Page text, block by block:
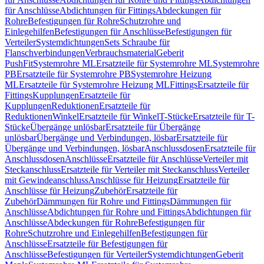
für AnschlüsseAbdichtungen für FittingsAbdeckungen für
RohreBefestigungen für RohreSchutzrohre und
EinlegehilfenBefestigungen für AnschlüsseBefestigungen für
VerteilerSystemdichtungenSets Schraube für
FlanschverbindungenVerbrauchsmaterialGeberit
PushFitSystemrohre MLErsatzteile für Systemrohre MLSystemrohre
PBErsatzteile für Systemrohre PBSystemrohre Heizung
MLErsatzteile für Systemrohre Heizung MLFittingsErsatzteile für
FittingsKupplungenErsatzteile für
KupplungenReduktionenErsatzteile für
ReduktionenWinkelErsatzteile für WinkelT-StückeErsatzteile für T-
StückeÜbergänge unlösbarErsatzteile für Übergänge
unlösbarÜbergänge und Verbindungen, lösbarErsatzteile für
Übergänge und Verbindungen, lösbarAnschlussdosenErsatzteile für
AnschlussdosenAnschlüsseErsatzteile für AnschlüsseVerteiler mit
SteckanschlussErsatzteile für Verteiler mit SteckanschlussVerteiler
mit GewindeanschlussAnschlüsse für HeizungErsatzteile für
Anschlüsse für HeizungZubehörErsatzteile für
ZubehörDämmungen für Rohre und FittingsDämmungen für
AnschlüsseAbdichtungen für Rohre und FittingsAbdichtungen für
AnschlüsseAbdeckungen für RohreBefestigungen für
RohreSchutzrohre und EinlegehilfenBefestigungen für
AnschlüsseErsatzteile für Befestigungen für
AnschlüsseBefestigungen für VerteilerSystemdichtungenGeberit